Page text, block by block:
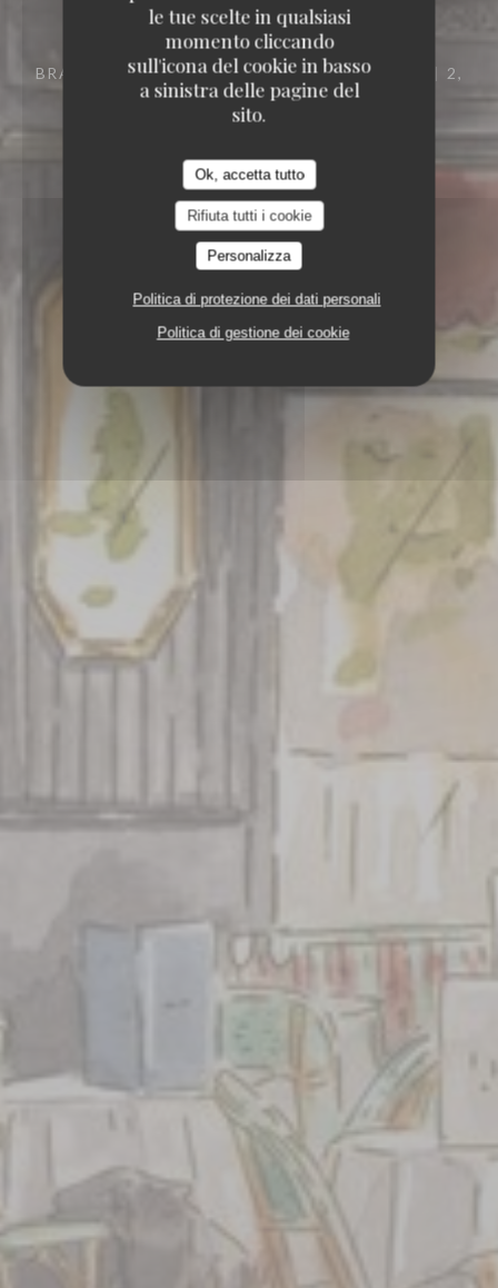
le tue scelte in qualsiasi
momento cliccando
sull'icona del cookie in basso
a sinistra delle pagine del
sito.
Ok, accetta tutto
Rifiuta tutti i cookie
Personalizza
Politica di protezione dei dati personali
Politica di gestione dei cookie
BRASSERIE – FRUITS DE MER A EMPORTER
2,
PLACE DES TERNES 75008 PARIS